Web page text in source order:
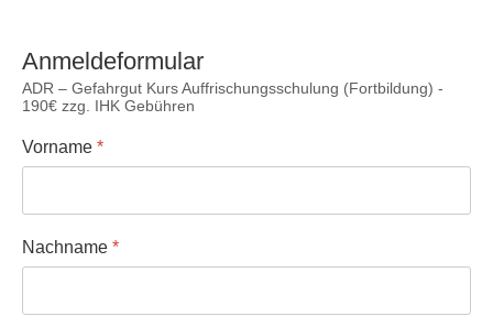
Anmeldeformular
ADR – Gefahrgut Kurs Auffrischungs­schulung (Fortbildung) -
190€ zzg. IHK Gebühren
Vorname *
Nachname *